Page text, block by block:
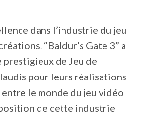
dans l’industrie du jeu
“Baldur’s Gate 3” a
de Jeu de
pour leurs réalisations
le monde du jeu vidéo
de cette industrie